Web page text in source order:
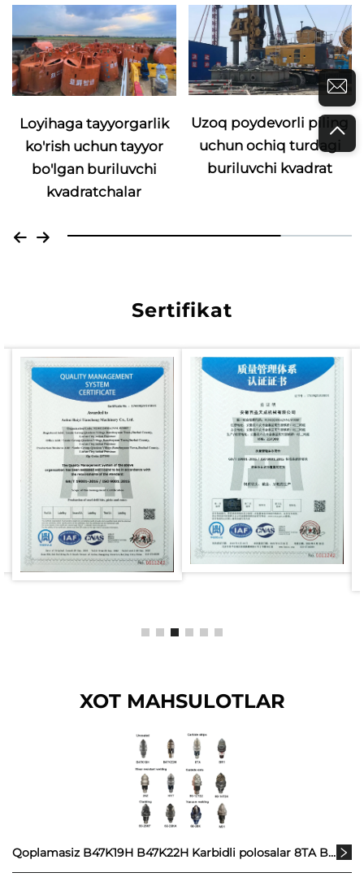
Loyihaga tayyorgarlik
ko'rish uchun tayyor
bo'lgan buriluvchi
kvadratchalar
Uzoq poydevorli piling
uchun ochiq turdagi
buriluvchi kvadrat
Sertifikat
XOT MAHSULOTLAR
Qoplamasiz B47K19H B47K22H Karbidli polosalar 8TA BR1 Yeyilishga chidamli payvandlashKarbid nuqtalar 20Z Qoplamali 60-26KF KRT 60-30NX 60-12T22 Vakuumli payvandlash 60-28K 60-14T24 M01